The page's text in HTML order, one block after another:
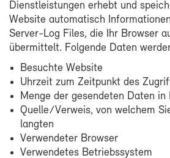
Dienst­leis­tun­gen er­hebt und
Web­site au­to­ma­tisch
Server-​Log Files, die Ihr Brow­ser
über­mit­telt. Fol­gen­de Da­ten
Be­such­te Web­site
Uhr­zeit zum Zeit­punkt des
Men­ge der ge­sen­de­ten Da­ten in
Quel­le/Ver­weis, von wel­chem
lang­ten
Ver­wen­de­ter Brow­ser
Ver­wen­de­tes Be­triebs­sys­tem